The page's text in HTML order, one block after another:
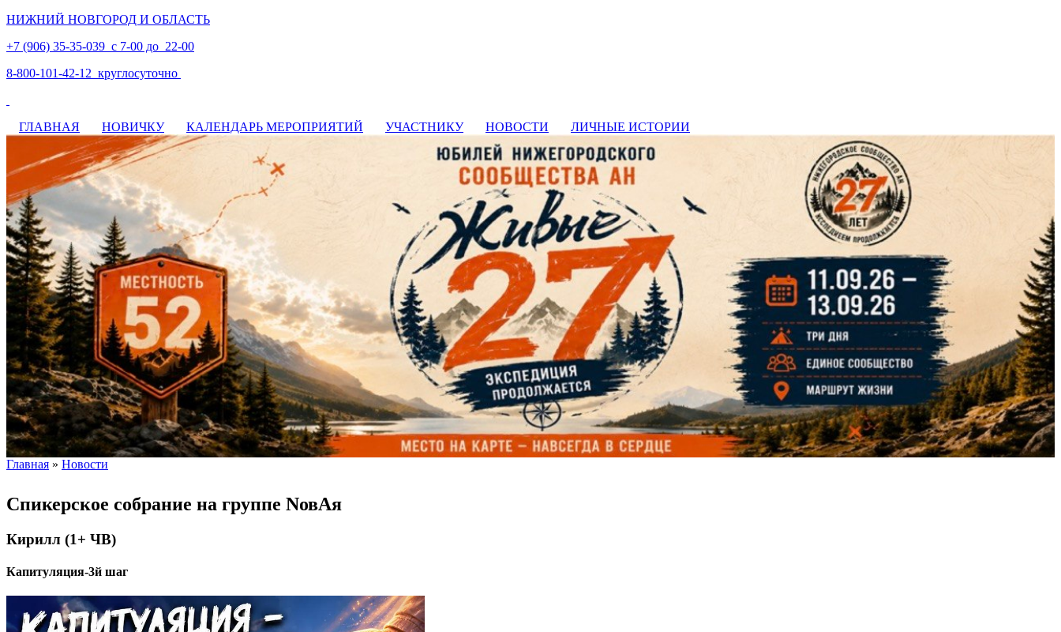
НИЖНИЙ НОВГОРОД И ОБЛАСТЬ
+7 (906) 35-35-039 с 7-00 до 22-00
8-800-101-42-12 круглосуточно
ГЛАВНАЯ НОВИЧКУ КАЛЕНДАРЬ МЕРОПРИЯТИЙ УЧАСТНИКУ НОВОСТИ ЛИЧНЫЕ ИСТОРИИ
Главная » Новости
Спикерское собрание на группе NовAя
Кирилл (1+ ЧВ)
Капитуляция-3й шаг